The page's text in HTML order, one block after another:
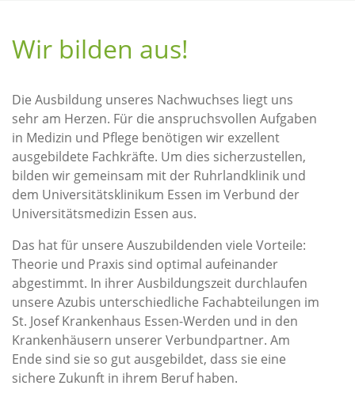
Wir bilden aus!
Die Ausbildung unseres Nachwuchses liegt uns
sehr am Herzen. Für die anspruchsvollen Aufgaben
in Medizin und Pflege benötigen wir exzellent
ausgebildete Fachkräfte. Um dies sicherzustellen,
bilden wir gemeinsam mit der Ruhrlandklinik und
dem Universitätsklinikum Essen im Verbund der
Universitätsmedizin Essen aus.
Das hat für unsere Auszubildenden viele Vorteile:
Theorie und Praxis sind optimal aufeinander
abgestimmt. In ihrer Ausbildungszeit durchlaufen
unsere Azubis unterschiedliche Fachabteilungen im
St. Josef Krankenhaus Essen-Werden und in den
Krankenhäusern unserer Verbundpartner. Am
Ende sind sie so gut ausgebildet, dass sie eine
sichere Zukunft in ihrem Beruf haben.